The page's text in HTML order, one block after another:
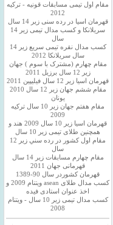
مقام اول تیمی مسابقات قونیه - ترکیه
2012
قهرمان اسیا در رده سنی زیر 14 سال
سريلانكا و کسب مدال تیمی زیر 14
سال
کسب مدال نقره تیمی سریع زیر 14
سال سریلانکا 2012
مقام چهارم (مشترک با سوم ) جهان
زیر 12 سال برزیل 2011
قهرمان اسيا زير 12 سال فیلیپین 2011
مقام ششم جهان زیر 12 سال 2010
یونان
مقام هفتم جهان زیر 10 سال ترکیه
2009
قهرمان اسيا زیر 10 سال 2009 هند و
همچنین طلای تیمی زیر 10 سال
مقام اول كشور در رده سني زير 12
سال
مقام چهارم مسابقات زیر 14 سال
قهرمانی جهان 2011
قهرمان کشوردر سال 90-1389
کسب مدال طلای asean ویتنام 2009 و
اخذ عنوان استادی فیده
کسب مدال تیمی زیر 10 سال - ویتنام
2008